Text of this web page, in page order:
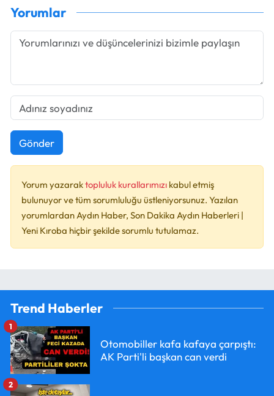
Yorumlar
Gönder
Yorum yazaraktopluluk kurallarımızı kabul etmiş
bulunuyor ve tüm sorumluluğu üstleniyorsunuz. Yazılan
yorumlardan Aydın Haber, Son Dakika Aydın Haberleri |
Yeni Kıroba hiçbir şekilde sorumlu tutulamaz.
Trend Haberler
Otomobiller kafa kafaya çarpıştı:
AK Parti'li başkan can verdi
1
2